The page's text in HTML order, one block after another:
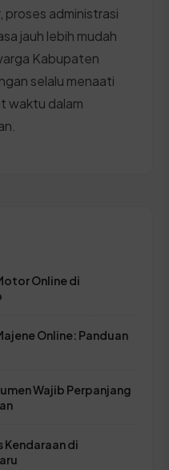
proses administrasi
jauh lebih mudah
Kabupaten
selalu menaati
waktu dalam
Online di
Online: Panduan
Wajib Perpanjang
Kendaraan di